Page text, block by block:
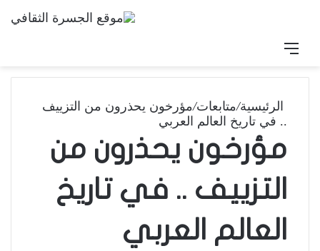
الرئيسية/متابعات/مؤرخون يحذرون من التزييف
.. في تاريخ العالم العربي
مؤرخون يحذرون من
التزييف .. في تاريخ
العالم العربي